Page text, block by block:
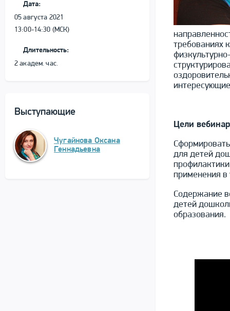
Дата:
05 августа 2021
13:00-14:30 (МСК)
Длительность:
2 академ. час.
Выступающие
Чугайнова Оксана
Геннадьевна
требованиях
Цели
для детей
применения в
Содержание
детей
образования.